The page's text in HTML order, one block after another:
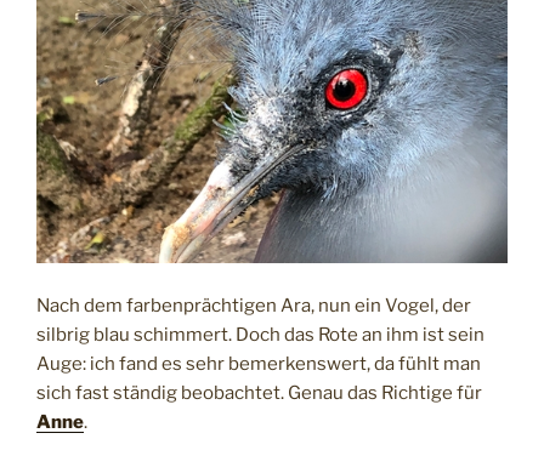
Nach dem farbenprächtigen Ara, nun ein Vogel, der
silbrig blau schimmert. Doch das Rote an ihm ist sein
Auge: ich fand es sehr bemerkenswert, da fühlt man
sich fast ständig beobachtet. Genau das Richtige für
Anne.